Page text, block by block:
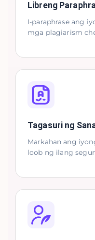
Libreng
I-paraphrase ang
mga plagiarism
Tagasuri ng
Markahan ang
loob ng ilang